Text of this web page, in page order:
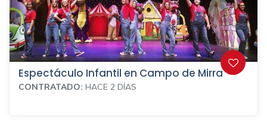
Espectáculo Infantil en Campo de Mirra
CONTRATADO: HACE 2 DÍAS